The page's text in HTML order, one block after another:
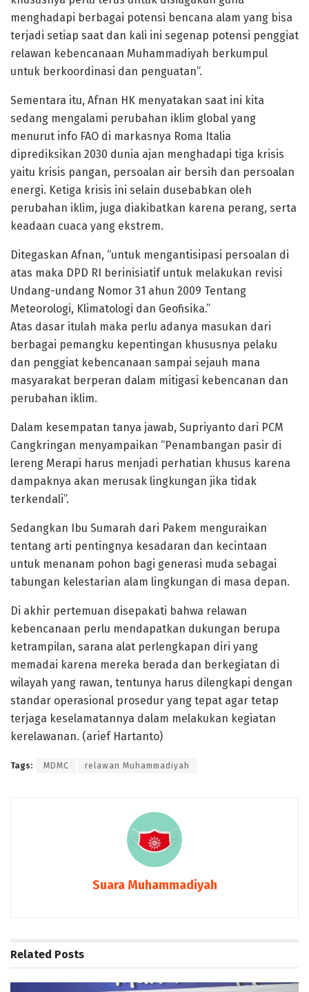
menghadapi berbagai potensi bencana alam yang bisa
terjadi setiap saat dan kali ini segenap potensi penggiat
relawan kebencanaan Muhammadiyah berkumpul
untuk berkoordinasi dan penguatan”.
Sementara itu, Afnan HK menyatakan saat ini kita
sedang mengalami perubahan iklim global yang
menurut info FAO di markasnya Roma Italia
diprediksikan 2030 dunia ajan menghadapi tiga krisis
yaitu krisis pangan, persoalan air bersih dan persoalan
energi. Ketiga krisis ini selain dusebabkan oleh
perubahan iklim, juga diakibatkan karena perang, serta
keadaan cuaca yang ekstrem.
Ditegaskan Afnan, “untuk mengantisipasi persoalan di
atas maka DPD RI berinisiatif untuk melakukan revisi
Undang-undang Nomor 31 ahun 2009 Tentang
Meteorologi, Klimatologi dan Geofisika.”
Atas dasar itulah maka perlu adanya masukan dari
berbagai pemangku kepentingan khususnya pelaku
dan penggiat kebencanaan sampai sejauh mana
masyarakat berperan dalam mitigasi kebencanan dan
perubahan iklim.
Dalam kesempatan tanya jawab, Supriyanto dari PCM
Cangkringan menyampaikan “Penambangan pasir di
lereng Merapi harus menjadi perhatian khusus karena
dampaknya akan merusak lingkungan jika tidak
terkendali”.
Sedangkan Ibu Sumarah dari Pakem menguraikan
tentang arti pentingnya kesadaran dan kecintaan
untuk menanam pohon bagi generasi muda sebagai
tabungan kelestarian alam lingkungan di masa depan.
Di akhir pertemuan disepakati bahwa relawan
kebencanaan perlu mendapatkan dukungan berupa
ketrampilan, sarana alat perlengkapan diri yang
memadai karena mereka berada dan berkegiatan di
wilayah yang rawan, tentunya harus dilengkapi dengan
standar operasional prosedur yang tepat agar tetap
terjaga keselamatannya dalam melakukan kegiatan
kerelawanan. (arief Hartanto)
Tags: MDMC relawan Muhammadiyah
Suara Muhammadiyah
Related Posts